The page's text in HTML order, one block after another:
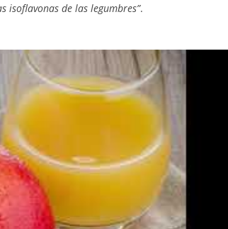
isoflavonas de las legumbres”.